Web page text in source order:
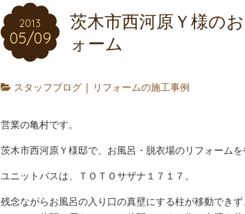
2013
05/09
茨木市西河原Ｙ様の
ォーム
スタッフブログ | リフォームの施工事例
営業の亀村です。
茨木市西河原Ｙ様邸で、お風呂・脱衣場のリフォームを
ユニットバスは、ＴＯＴＯサザナ１７１７。
残念ながらお風呂の入り口の真壁にする柱が移動でき